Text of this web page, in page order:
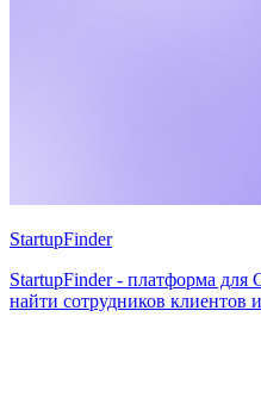
StartupFinder
StartupFinder - платформа
найти сотрудников клиентов